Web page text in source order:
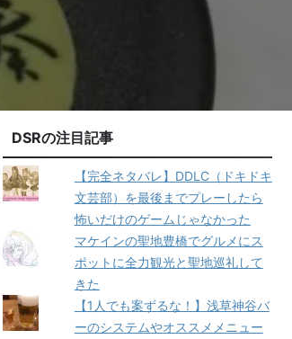
DSRの注目記事
【完全ネタバレ】DDLC（ドキドキ
文芸部）を最後までプレーしたら
怖いだけのゲームじゃなかった
マケインの聖地豊橋でグルメにス
ポットに全力観光と聖地巡礼して
きた
【1人でも案ずるな！】浅草神谷バ
ーのシステムやオススメメニュー